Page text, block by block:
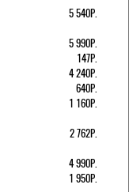
5 540Р.
5 990Р.
147Р.
4 240Р.
640Р.
1 160Р.
2 762Р.
4 990Р.
1 950Р.